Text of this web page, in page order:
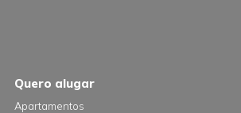
Quero alugar
Apartamentos